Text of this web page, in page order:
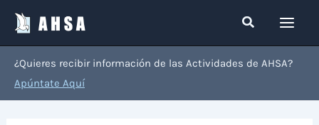
contenido
Buscar
¿Quieres recibir información de las Actividades de AHSA?
Apúntate Aquí